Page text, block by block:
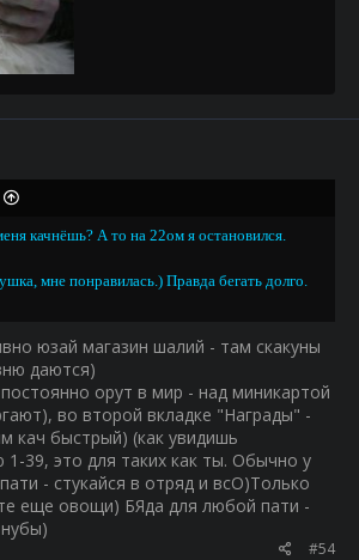
качнёшь? А то на 22ом я остановился.
мне понравилась.) Правда бегать долго.
юзай магазин шалий - там скакуны
даются)
орут в мир - над миникартой
во второй вкладке "Награды" -
кач быстрый) (как увидишь
39, это для таких как ты. Обычно у
- стукайся в отряд и всО)Только
еще овощи) БЯда для любой пати -
#54